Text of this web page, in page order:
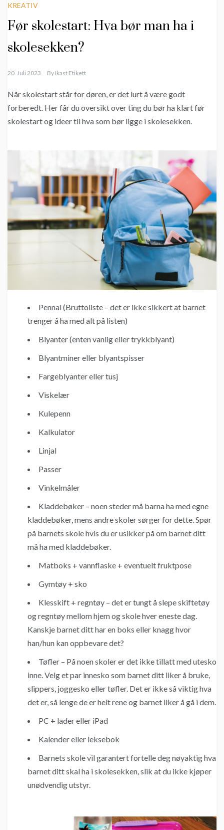
KREATIV
Før skolestart: Hva bør man ha i
skolesekken?
20. Juli 2023 By Ikast Etikett
Når skolestart står for døren, er det lurt å være godt
forberedt. Her får du oversikt over ting du bør ha klart før
skolestart og ideer til hva som bør ligge i skolesekken.
Pennal (Bruttoliste – det er ikke sikkert at barnet
trenger å ha med alt på listen)
Blyanter (enten vanlig eller trykkblyant)
Blyantminer eller blyantspisser
Fargeblyanter eller tusj
Viskelær
Kulepenn
Kalkulator
Linjal
Passer
Vinkelmåler
Kladdebøker – noen steder må barna ha med egne
kladdebøker, mens andre skoler sørger for dette. Spør
på barnets skole hvis du er usikker på om barnet ditt
må ha med kladdebøker.
Matboks + vannflaske + eventuelt fruktpose
Gymtøy + sko
Klesskift + regntøy – det er tungt å slepe skiftetøy
og regntøy mellom hjem og skole hver eneste dag.
Kanskje barnet ditt har en boks eller knagg hvor
han/hun kan oppbevare det?
Tøfler – På noen skoler er det ikke tillatt med utesko
inne. Velg et par innesko som barnet ditt liker å bruke,
slippers, joggesko eller tøfler. Det er ikke så viktig hva
det er, så lenge de er helt rene og barnet liker å gå i dem.
PC + lader eller iPad
Kalender eller leksebok
Barnets skole vil garantert fortelle deg nøyaktig hva
barnet ditt skal ha i skolesekken, slik at du ikke kjøper
unødvendig utstyr.